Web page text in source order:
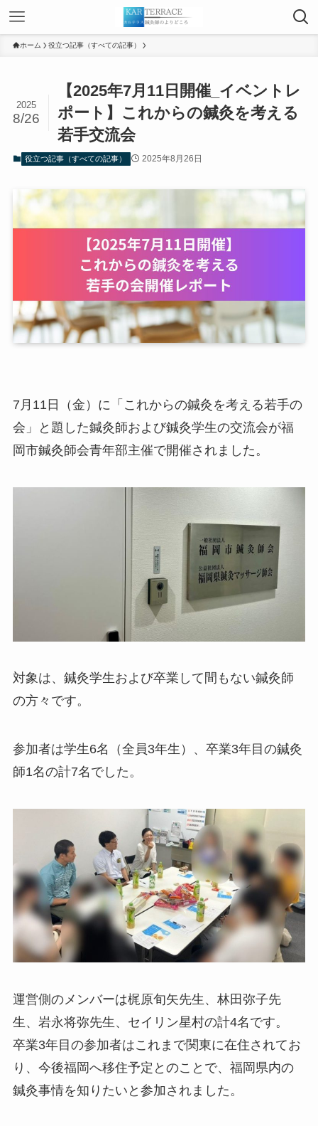
ホーム 役立つ記事（すべての記事）
【2025年7月11日開催_イベントレ
ポート】これからの鍼灸を考える
若手交流会
2025
8/26
役立つ記事（すべての記事） 2025年8月26日
7月11日（金）に「これからの鍼灸を考える若手の
会」と題した鍼灸師および鍼灸学生の交流会が福
岡市鍼灸師会青年部主催で開催されました。
対象は、鍼灸学生および卒業して間もない鍼灸師
の方々です。
参加者は学生6名（全員3年生）、卒業3年目の鍼灸
師1名の計7名でした。
運営側のメンバーは梶原旬矢先生、林田弥子先
生、岩永将弥先生、セイリン星村の計4名です。
卒業3年目の参加者はこれまで関東に在住されてお
り、今後福岡へ移住予定とのことで、福岡県内の
鍼灸事情を知りたいと参加されました。